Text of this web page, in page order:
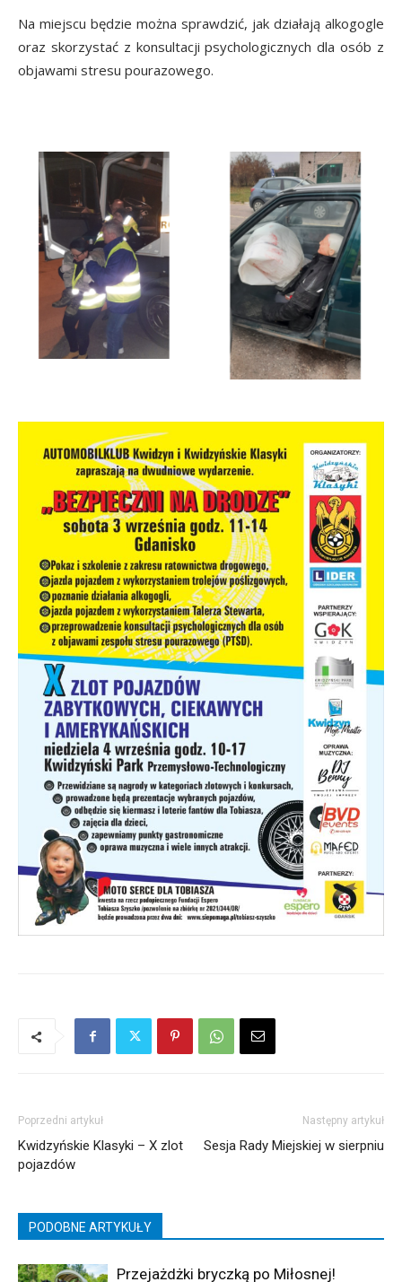
Na miejscu będzie można sprawdzić, jak działają alkogogle
oraz skorzystać z konsultacji psychologicznych dla osób z
objawami stresu pourazowego.
Poprzedni artykuł
Kwidzyńskie Klasyki – X zlot
pojazdów
Następny artykuł
Sesja Rady Miejskiej w sierpniu
PODOBNE ARTYKUŁY
Przejażdżki bryczką po Miłosnej!